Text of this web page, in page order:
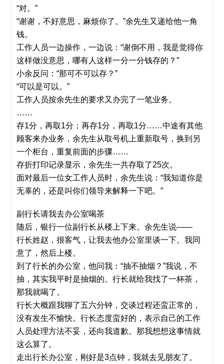
“对。”
“谢谢，不好意思，麻烦你了。”余先生又递给他一角
钱。
工作人员一边操作，一边说：“谢倒不用，我是觉得你
这样做没意思，哪有人这样一分一分钱存的？”
小余反问：“那可不可以存？”
“可以是可以。”
工作人员按余先生的要求又办完了一笔业务。
……
存1分，再取1分；再存1分，再取1分……中途有其他
顾客来办业务，余先生从取号机上重新取号，换到另
一个柜台，重复前面的步骤……
存折打印记录显示，余先生一共存取了25次。
面对最后一位女工作人员时，余先生说：“我知道你是
无辜的，还是叫你们领导来解释一下吧。”
副行长请我去办公室喝茶
随后，银行一位副行长从楼上下来。余先生说——
行长姓赵，很客气，让我去他办公室里谈一下。我同
意了，然后上楼。
到了行长的办公室，他问我：“抽不抽烟？”我说，不
抽，其实我平时是抽烟的。行长就给我找了一杯茶，
那我就喝了。
行长大概跟我聊了五六分钟，交谈过程还蛮正常的，
没有发生不愉快。行长态度蛮好的，表示自己的工作
人员处理方法不妥，还向我道歉。那我想想这事情就
这么算了。
走出行长办公室，刚好是3点钟，我就去见朋友了。